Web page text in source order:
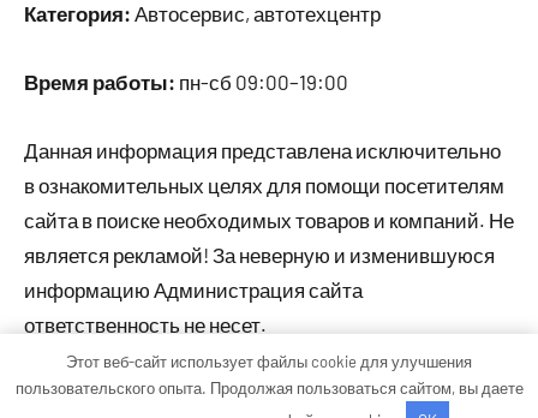
Категория: Автосервис, автотехцентр
Время работы: пн-сб 09:00–19:00
Данная информация представлена исключительно
в ознакомительных целях для помощи посетителям
сайта в поиске необходимых товаров и компаний. Не
является рекламой! За неверную и изменившуюся
информацию Администрация сайта
ответственность не несет.
Этот веб-сайт использует файлы cookie для улучшения
пользовательского опыта. Продолжая пользоваться сайтом, вы даете